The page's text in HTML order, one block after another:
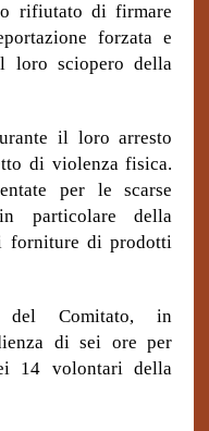
rifiutato di firmare
forzata e
loro sciopero della
il loro arresto
di violenza fisica.
per le scarse
particolare della
forniture di prodotti
del Comitato, in
di sei ore per
14 volontari della